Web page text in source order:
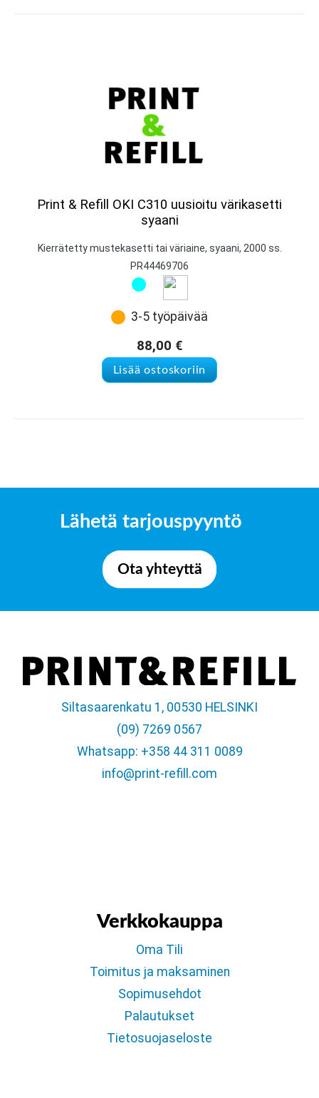
Print & Refill OKI C310 uusioitu värikasetti
syaani
Kierrätetty mustekasetti tai väriaine, syaani, 2000 ss.
PR44469706
3-5 työpäivää
88,00 €
Lisää ostoskoriin
Lähetä tarjouspyyntö
Ota yhteyttä
Siltasaarenkatu 1, 00530 HELSINKI
(09) 7269 0567
Whatsapp: +358 44 311 0089
info@print-refill.com
Verkkokauppa
Oma Tili
Toimitus ja maksaminen
Sopimusehdot
Palautukset
Tietosuojaseloste